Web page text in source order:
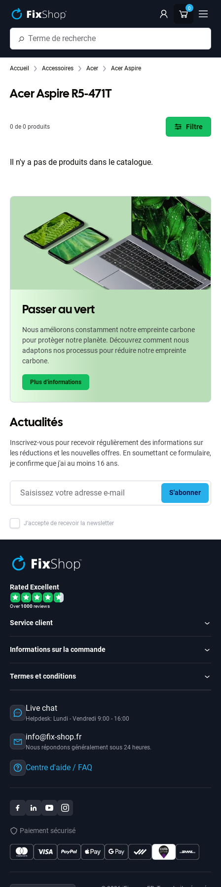
0
Accueil Accessoires Acer Acer Aspire
Acer Aspire R5-471T
0 de 0 produits Filtre
Il n'y a pas de produits dans le catalogue.
Passer au vert
Nous améliorons constamment notre empreinte carbone
pour protèger notre planète. Découvrez comment nous
adaptons nos processus pour réduire notre empreinte
carbone.
Plus d'informations
Actualités
Inscrivez-vous pour recevoir régulièrement des informations sur
les réductions et les nouvelles offres. En soumettant ce formulaire,
je confirme que j'ai au moins 16 ans.
S'abonner
J'accepte de recevoir la newsletter
Rated Excellent
Over1000reviews
Service client
Informations sur la commande
Termes et conditions
Live chat
Helpdesk: Lundi - Vendredi 9:00 - 16:00
info@fix-shop.fr
Nous répondons généralement sous 24 heures.
Centre d'aide / FAQ
Paiement sécurisé